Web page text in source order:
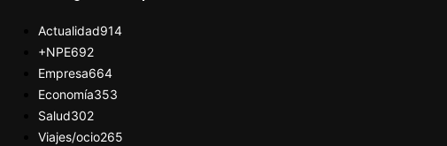
Actualidad914
+NPE692
Empresa664
Economía353
Salud302
Viajes/ocio265